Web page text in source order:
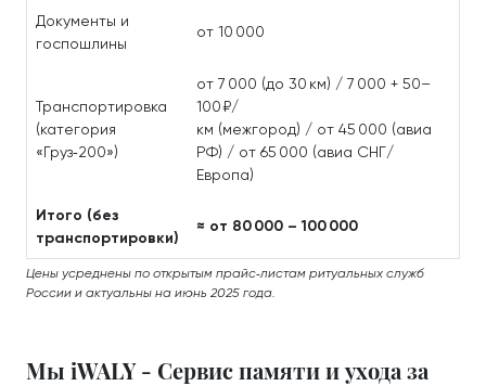
Документы и
госпошлины
от 10 000
Транспортировка
(категория
«Груз‑200»)
от 7 000 (до 30 км) / 7 000 + 50–
100 ₽/
км (межгород) / от 45 000 (авиа
РФ) / от 65 000 (авиа СНГ/
Европа)
Итого (без
транспортировки)
≈ от 80 000 – 100 000
Цены усреднены по открытым прайс‑листам ритуальных служб
России и актуальны на июнь 2025 года.
Мы iWALY - Сервис памяти и ухода за